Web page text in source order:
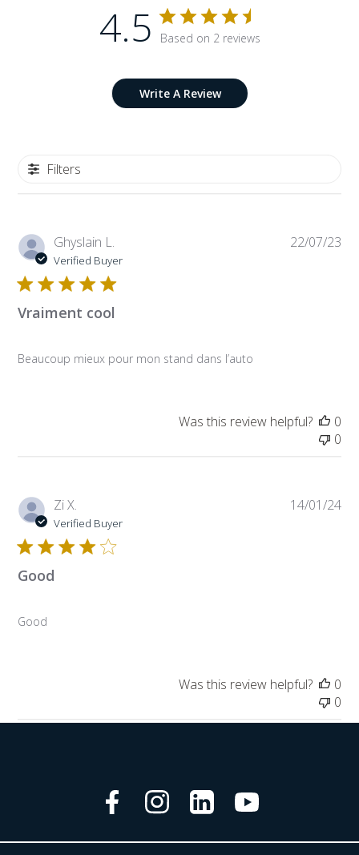
4.5 Based on 2 reviews
Write A Review
Filters
Ghyslain L.
Verified Buyer
Vraiment cool
Beaucoup mieux pour mon stand dans l’auto
22/07/23
Was this review helpful?
0
0
Zi X.
Verified Buyer
Good
Good
14/01/24
Was this review helpful?
0
0